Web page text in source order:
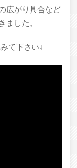
広がり具合など
ました。
て下さい↓